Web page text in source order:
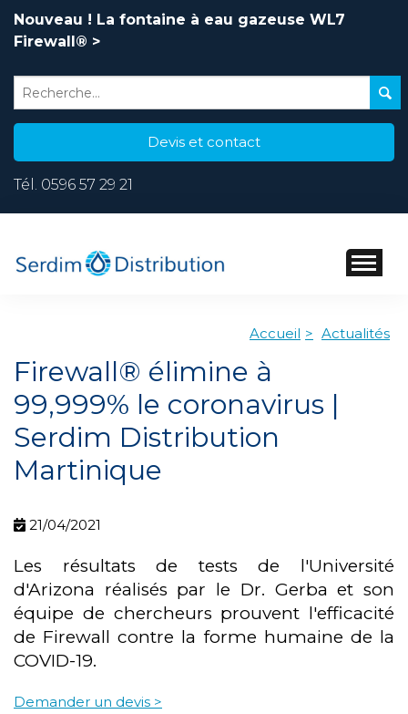
Nouveau ! La fontaine à eau gazeuse WL7
Firewall® >
Devis et contact
Tél. 0596 57 29 21
Accueil Actualités
Firewall® élimine à
99,999% le coronavirus |
Serdim Distribution
Martinique
21/04/2021
Les résultats de tests de l'Université
d'Arizona réalisés par le Dr. Gerba et son
équipe de chercheurs prouvent l'efficacité
de Firewall contre la forme humaine de la
COVID-19.
Demander un devis >